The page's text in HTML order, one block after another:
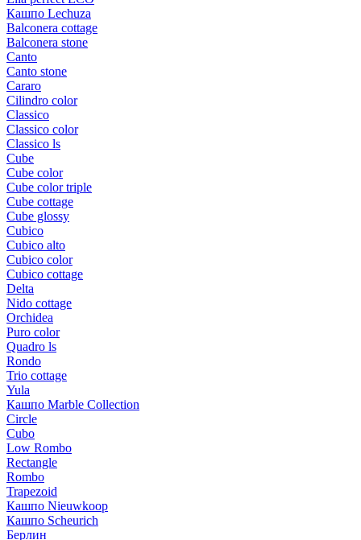
Кашпо Lechuza
Balconera cottage
Balconera stone
Canto
Canto stone
Cararo
Cilindro color
Classico
Classico color
Classico ls
Cube
Cube color
Cube color triple
Cube cottage
Cube glossy
Cubico
Cubico alto
Cubico color
Cubico cottage
Delta
Nido cottage
Orchidea
Puro color
Quadro ls
Rondo
Trio cottage
Yula
Кашпо Marble Collection
Circle
Cubo
Low Rombo
Rectangle
Rombo
Trapezoid
Кашпо Nieuwkoop
Кашпо Scheurich
Берлин